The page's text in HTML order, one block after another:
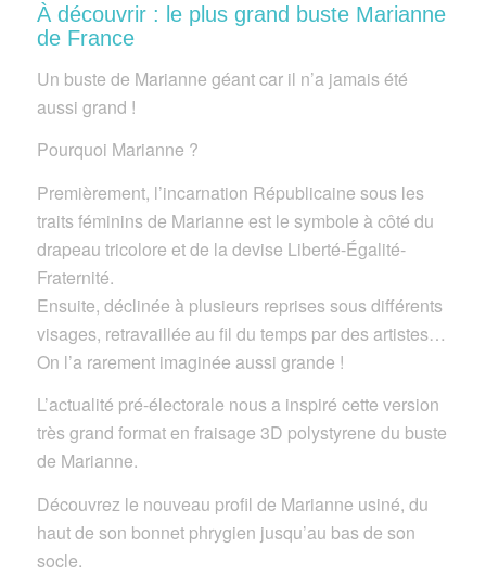
À découvrir : le plus grand buste Marianne
de France
Un buste de Marianne géant car il n’a jamais été
aussi grand !
Pourquoi Marianne ?
Premièrement, l’incarnation Républicaine sous les
traits féminins de Marianne est le symbole à côté du
drapeau tricolore et de la devise Liberté-Égalité-
Fraternité.
Ensuite, déclinée à plusieurs reprises sous différents
visages, retravaillée au fil du temps par des artistes…
On l’a rarement imaginée aussi grande !
L’actualité pré-électorale nous a inspiré cette version
très grand format en fraisage 3D polystyrene du buste
de Marianne.
Découvrez le nouveau profil de Marianne usiné, du
haut de son bonnet phrygien jusqu’au bas de son
socle.